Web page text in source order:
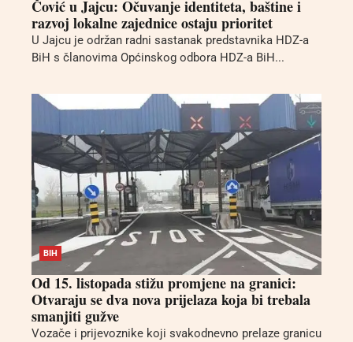
Čović u Jajcu: Očuvanje identiteta, baštine i
razvoj lokalne zajednice ostaju prioritet
U Jajcu je održan radni sastanak predstavnika HDZ-a
BiH s članovima Općinskog odbora HDZ-a BiH...
BIH
Od 15. listopada stižu promjene na granici:
Otvaraju se dva nova prijelaza koja bi trebala
smanjiti gužve
Vozače i prijevoznike koji svakodnevno prelaze granicu